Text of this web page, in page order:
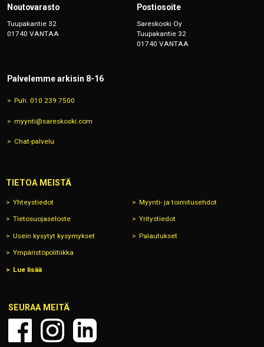
Noutovarasto
Tuupakantie 32
01740 VANTAA
Postiosoite
Sareskoski Oy
Tuupakantie 32
01740 VANTAA
Palvelemme arkisin 8-16
Puh. 010 239 7500
myynti@sareskoski.com
Chat-palvelu
TIETOA MEISTÄ
Yhteystiedot Myynti- ja toimitusehdot
Tietosuojaseloste Yritystiedot
Usein kysytyt kysymykset Palautukset
Ympäristöpolitiikka
Lue lisää
SEURAA MEITÄ